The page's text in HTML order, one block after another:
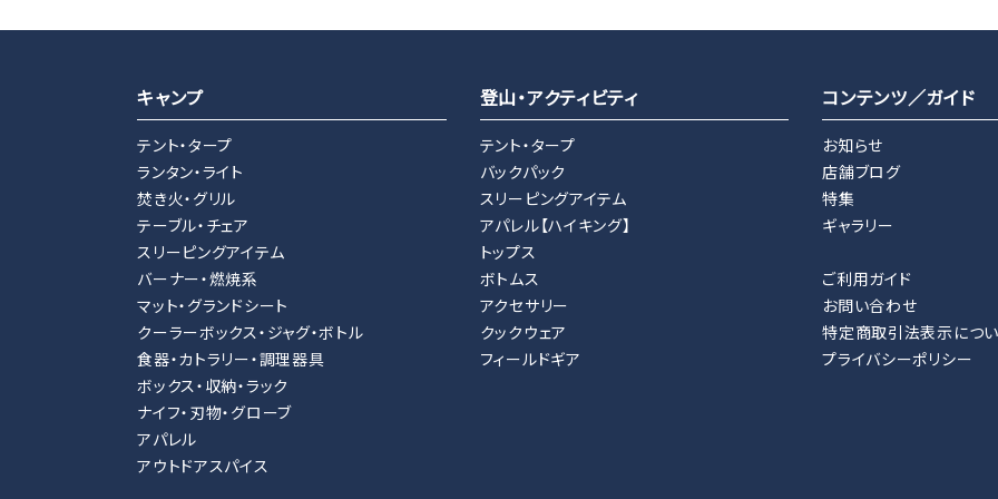
キャンプ
テント・タープ
ランタン・ライト
焚き火・グリル
テーブル・チェア
スリーピングアイテム
バーナー・燃焼系
マット・グランドシート
クーラーボックス・ジャグ・ボトル
食器・カトラリー・調理器具
ボックス・収納・ラック
ナイフ・刃物・グローブ
アパレル
アウトドアスパイス
登山・アクティビティ
テント・タープ
バックパック
スリーピングアイテム
アパレル【ハイキング】
トップス
ボトムス
アクセサリー
クックウェア
フィールドギア
コンテンツ／ガイド
お知らせ
店舗ブログ
特集
ギャラリー
ご利用ガイド
お問い合わせ
特定商取引法表示につ
プライバシーポリシー